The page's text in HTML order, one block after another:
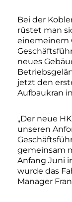
Bei der
rüstet man
einemeinem
neues
jetzt den
Aufbaukran
„Der neue
unseren
gemeinsam
Anfang Juni
wurde das
Manager